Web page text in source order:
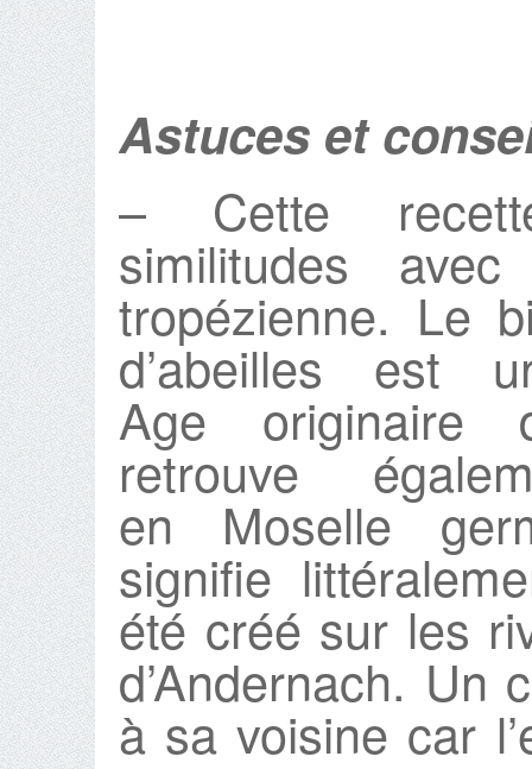
Astuces et
– Cette
similitudes
tropézienne. Le
d’abeilles est
Age originaire
retrouve
en Moselle
signifie
été créé sur les
d’Andernach. Un
à sa voisine car